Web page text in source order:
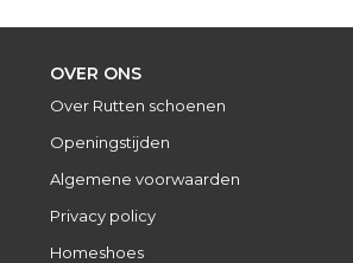
OVER ONS
Over Rutten schoenen
Openingstijden
Algemene voorwaarden
Privacy policy
Homeshoes